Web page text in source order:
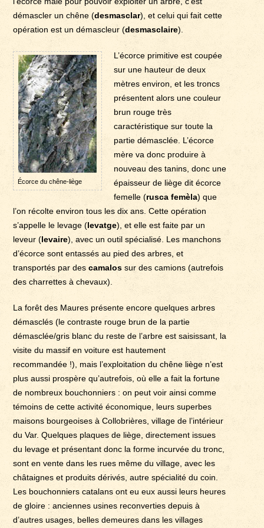
démascler un chêne (desmasclar), et celui qui fait cette
opération est un démascleur (desmasclaire).
Écorce du chêne-liège
L’écorce primitive est coupée
sur une hauteur de deux
mètres environ, et les troncs
présentent alors une couleur
brun rouge très
caractéristique sur toute la
partie démasclée. L’écorce
mère va donc produire à
nouveau des tanins, donc une
épaisseur de liège dit écorce
femelle (rusca femèla) que
l’on récolte environ tous les dix ans. Cette opération
s’appelle le levage (levatge), et elle est faite par un
leveur (levaire), avec un outil spécialisé. Les manchons
d’écorce sont entassés au pied des arbres, et
transportés par descamalossur des camions (autrefois
des charrettes à chevaux).
La forêt des Maures présente encore quelques arbres
démasclés (le contraste rouge brun de la partie
démasclée/gris blanc du reste de l’arbre est saisissant, la
visite du massif en voiture est hautement
recommandée !), mais l’exploitation du chêne liège n’est
plus aussi prospère qu’autrefois, où elle a fait la fortune
de nombreux bouchonniers : on peut voir ainsi comme
témoins de cette activité économique, leurs superbes
maisons bourgeoises à Collobrières, village de l’intérieur
du Var. Quelques plaques de liège, directement issues
du levage et présentant donc la forme incurvée du tronc,
sont en vente dans les rues même du village, avec les
châtaignes et produits dérivés, autre spécialité du coin.
Les bouchonniers catalans ont eu eux aussi leurs heures
de gloire : anciennes usines reconverties depuis à
d’autres usages, belles demeures dans les villages